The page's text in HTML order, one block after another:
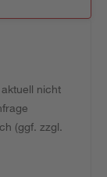
nicht
(ggf. zzgl.